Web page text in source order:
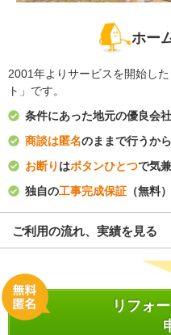
ホー
2001年よりサービスを開始し
ト」です。
条件にあった地元の優良会
商談は匿名のままで行うから
お断り はボタンひとつで気
独自の工事完成保証 （無料）
ご利用の流れ、実績を見る
リフォ